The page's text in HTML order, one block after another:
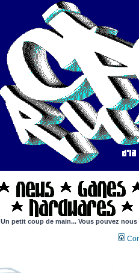
Un petit coup de main... Vous pouvez